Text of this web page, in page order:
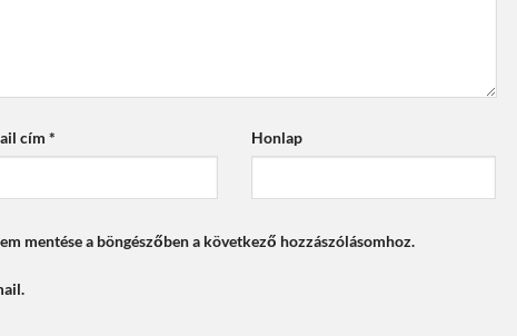
cím * Honlap
mentése a böngészőben a következő hozzászólásomhoz.